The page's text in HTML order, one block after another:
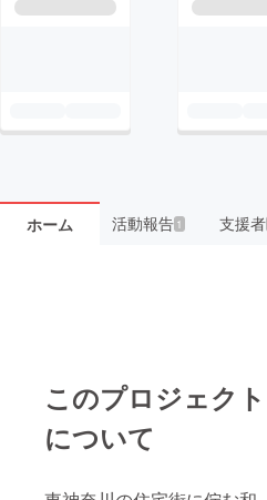
ホーム 活動報告1 支援者
このプロジェクト
について